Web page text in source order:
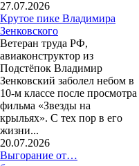
27.07.2026
Крутое пике Владимира
Зенковского
Ветеран труда РФ,
авиаконструктор из
Подстёпок Владимир
Зенковский заболел небом в
10-м классе после просмотра
фильма «Звезды на
крыльях». С тех пор в его
жизни...
20.07.2026
Выгорание от…